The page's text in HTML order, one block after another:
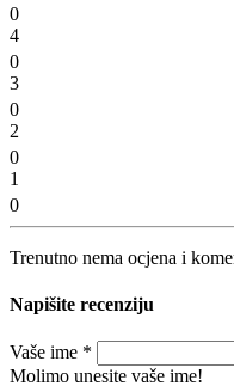
0
4
0
3
0
2
0
1
0
Trenutno nema ocjena i
Napišite recenziju
Vaše ime *
Molimo unesite vaše ime!